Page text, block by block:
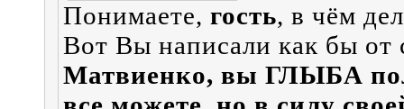
Понимаете, гость, в чём
Вот Вы написали как бы от
Матвиенко, вы ГЛЫБА